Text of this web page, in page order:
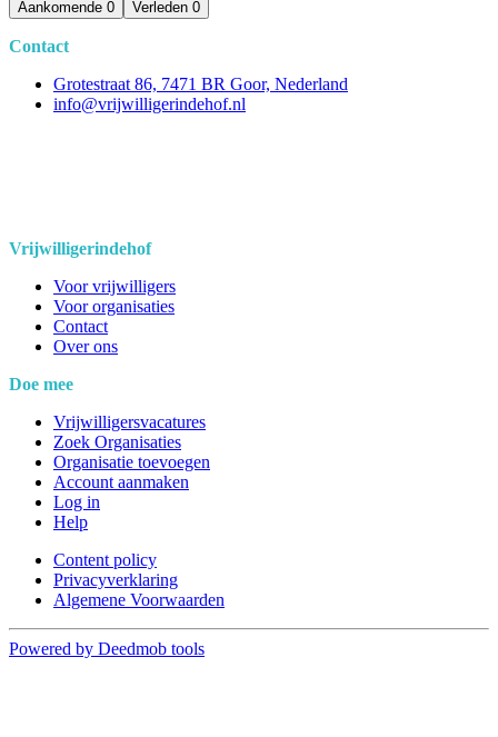
Aankomende 0 Verleden 0
Contact
Grotestraat 86, 7471 BR Goor, Nederland
info@vrijwilligerindehof.nl
Vrijwilligerindehof
Voor vrijwilligers
Voor organisaties
Contact
Over ons
Doe mee
Vrijwilligersvacatures
Zoek Organisaties
Organisatie toevoegen
Account aanmaken
Log in
Help
Content policy
Privacyverklaring
Algemene Voorwaarden
Powered by Deedmob tools